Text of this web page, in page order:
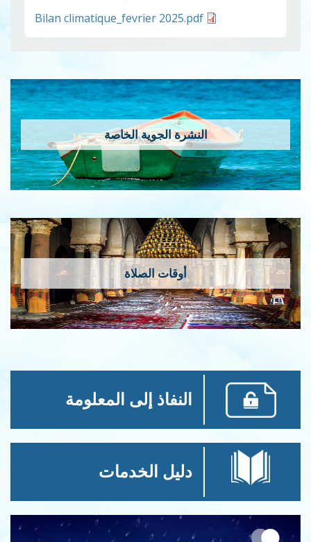
Bilan climatique_fevrier 2025.pdf
النشرة الجوية الخاصة
أوقات الصلاة
النفاذ إلى المعلومة
دليل الخدمات